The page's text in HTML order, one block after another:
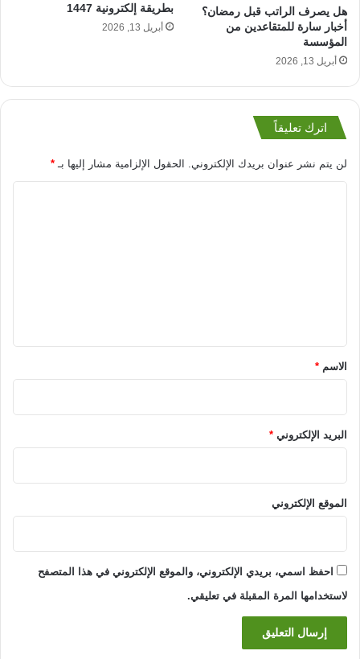
هل يصرف الراتب قبل رمضان؟
أخبار سارة للمتقاعدين من
المؤسسة
أبريل 13, 2026
بطريقة إلكترونية 1447
أبريل 13, 2026
اترك تعليقاً
لن يتم نشر عنوان بريدك الإلكتروني. الحقول الإلزامية مشار إليها بـ *
*الاسم *
البريد الإلكتروني *
الموقع الإلكتروني
احفظ اسمي، بريدي الإلكتروني، والموقع الإلكتروني في هذا المتصفح
لاستخدامها المرة المقبلة في تعليقي.